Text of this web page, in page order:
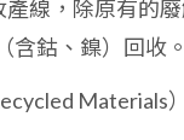
產線，除原有的
（含鈷、鎳）回收。